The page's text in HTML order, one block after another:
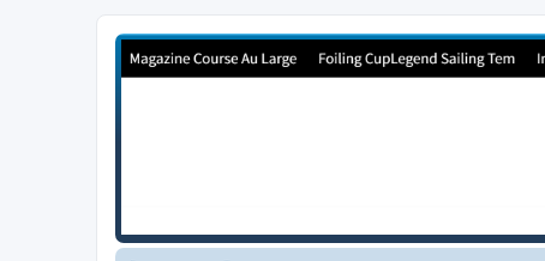
Forum de Cup In Europe